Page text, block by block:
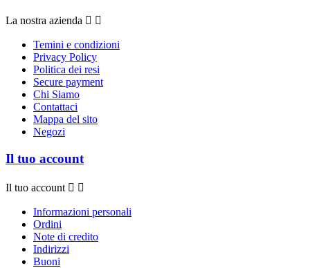
La nostra azienda  
Temini e condizioni
Privacy Policy
Politica dei resi
Secure payment
Chi Siamo
Contattaci
Mappa del sito
Negozi
Il tuo account
Il tuo account  
Informazioni personali
Ordini
Note di credito
Indirizzi
Buoni